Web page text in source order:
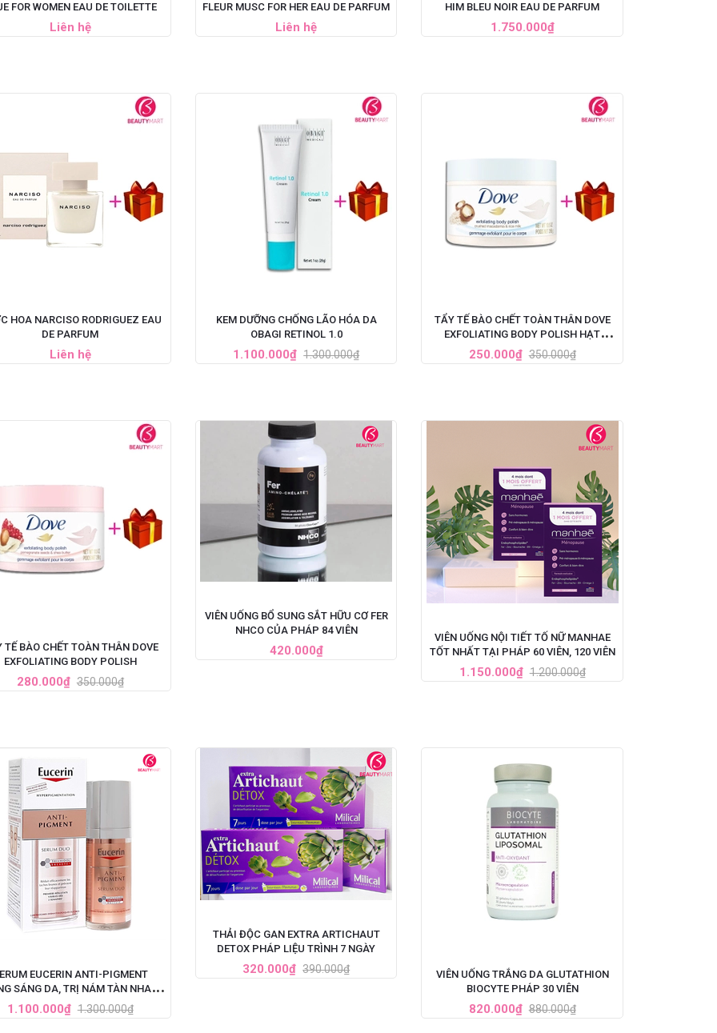
FOR WOMEN EAU DE TOILETTE
Liên hệ
FLEUR MUSC FOR HER EAU DE PARFUM
Liên hệ
HIM BLEU NOIR EAU DE PARFUM
1.750.000₫
HOA NARCISO RODRIGUEZ EAU
DE PARFUM
Liên hệ
KEM DƯỠNG CHỐNG LÃO HÓA DA
OBAGI RETINOL 1.0
1.100.000₫ 1.300.000₫
TẨY TẾ BÀO CHẾT TOÀN THÂN DOVE
EXFOLIATING BODY POLISH HẠT
MACCA VÀ SỮA GẠO
250.000₫ 350.000₫
TẾ BÀO CHẾT TOÀN THÂN DOVE
EXFOLIATING BODY POLISH
280.000₫ 350.000₫
VIÊN UỐNG BỔ SUNG SẮT HỮU CƠ FER
NHCO CỦA PHÁP 84 VIÊN
420.000₫
VIÊN UỐNG NỘI TIẾT TỐ NỮ MANHAE
TỐT NHẤT TẠI PHÁP 60 VIÊN, 120 VIÊN
1.150.000₫ 1.200.000₫
EUCERIN ANTI-PIGMENT
SÁNG DA, TRỊ NÁM TÀN NHANG
30ML
1.100.000₫ 1.300.000₫
THẢI ĐỘC GAN EXTRA ARTICHAUT
DETOX PHÁP LIỆU TRÌNH 7 NGÀY
320.000₫ 390.000₫
VIÊN UỐNG TRẮNG DA GLUTATHION
BIOCYTE PHÁP 30 VIÊN
820.000₫ 880.000₫